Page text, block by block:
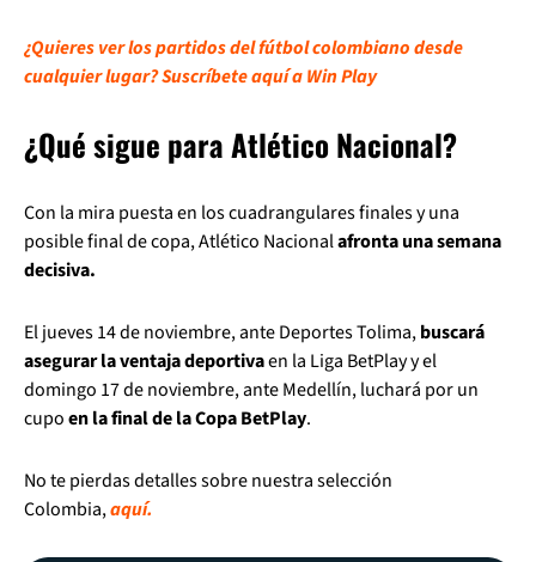
¿Quieres ver los partidos del fútbol colombiano desde
cualquier lugar? Suscríbete aquí a Win Play
¿Qué sigue para Atlético Nacional?
Con la mira puesta en los cuadrangulares finales y una
posible final de copa, Atlético Nacionalafronta una semana
decisiva.
El jueves 14 de noviembre, ante Deportes Tolima,buscará
asegurar la ventaja deportivaen la Liga BetPlay y el
domingo 17 de noviembre, ante Medellín, luchará por un
cupoen la final de la Copa BetPlay.
No te pierdas detalles sobre nuestra selección
Colombia,aquí.